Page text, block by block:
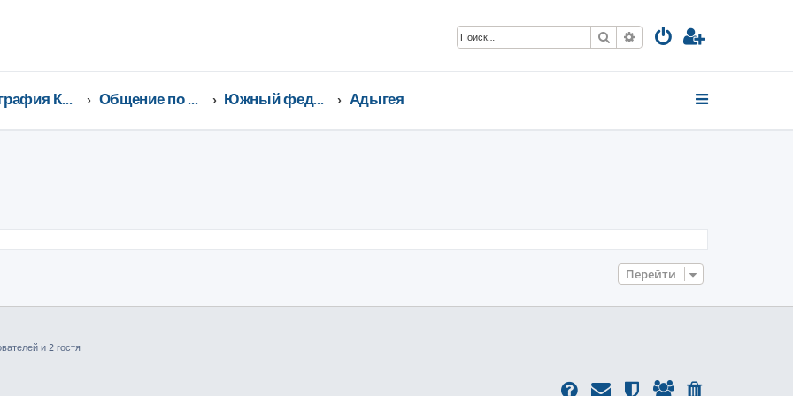
Поиск Расширенный поиск
География Клуба CX-5 CLUB Общение по регионам Южный федеральный округ Адыгея
Перейти
и 2 гостя